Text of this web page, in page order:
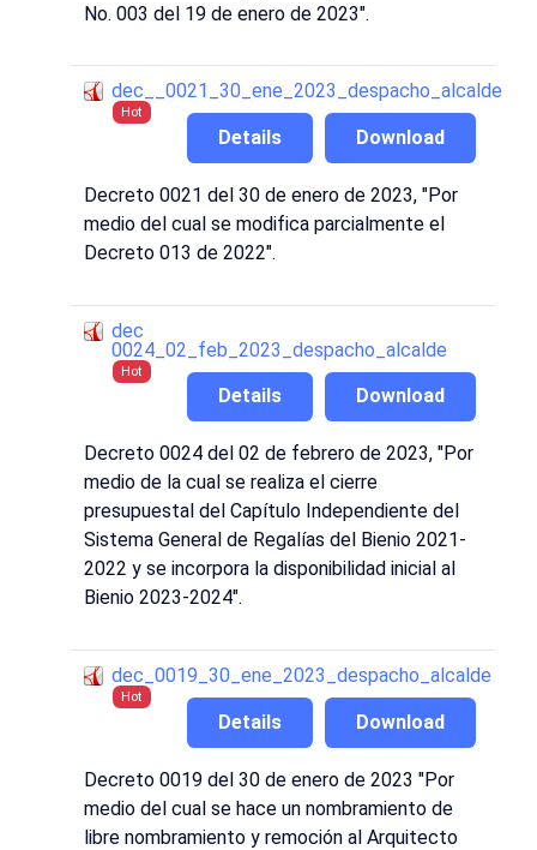
No. 003 del 19 de enero de 2023".
dec__0021_30_ene_2023_despacho_alcalde
Hot
Download
Details
Decreto 0021 del 30 de enero de 2023, "Por
medio del cual se modifica parcialmente el
Decreto 013 de 2022".
dec
0024_02_feb_2023_despacho_alcalde
Hot
Download
Details
Decreto 0024 del 02 de febrero de 2023, "Por
medio de la cual se realiza el cierre
presupuestal del Capítulo Independiente del
Sistema General de Regalías del Bienio 2021-
2022 y se incorpora la disponibilidad inicial al
Bienio 2023-2024".
dec_0019_30_ene_2023_despacho_alcalde
Hot
Download
Details
Decreto 0019 del 30 de enero de 2023 "Por
medio del cual se hace un nombramiento de
libre nombramiento y remoción al Arquitecto